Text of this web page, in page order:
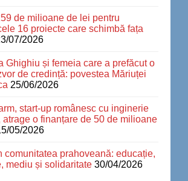
de milioane de lei pentru
16 proiecte care schimbă fața
07/2026
Ghighiu și femeia care a prefăcut o
de credință: povestea Măriuței
25/06/2026
start-up românesc cu inginerie
atrage o finanțare de 50 de milioane
05/2026
comunitatea prahoveană: educație,
mediu și solidaritate 30/04/2026